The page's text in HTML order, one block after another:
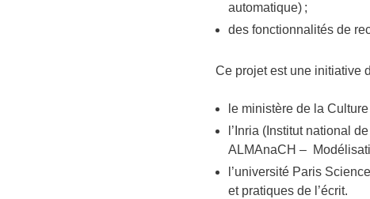
automatique) ;
des fonctionnalités de
Ce projet est une initiative
le ministère de la Culture
l’Inria (Institut national
ALMAnaCH –
l’université Paris
et pratiques de l’écrit.